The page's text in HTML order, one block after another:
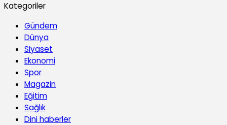
Kategoriler
Gündem
Dünya
Siyaset
Ekonomi
Spor
Magazin
Eğitim
Sağlık
Dini haberler